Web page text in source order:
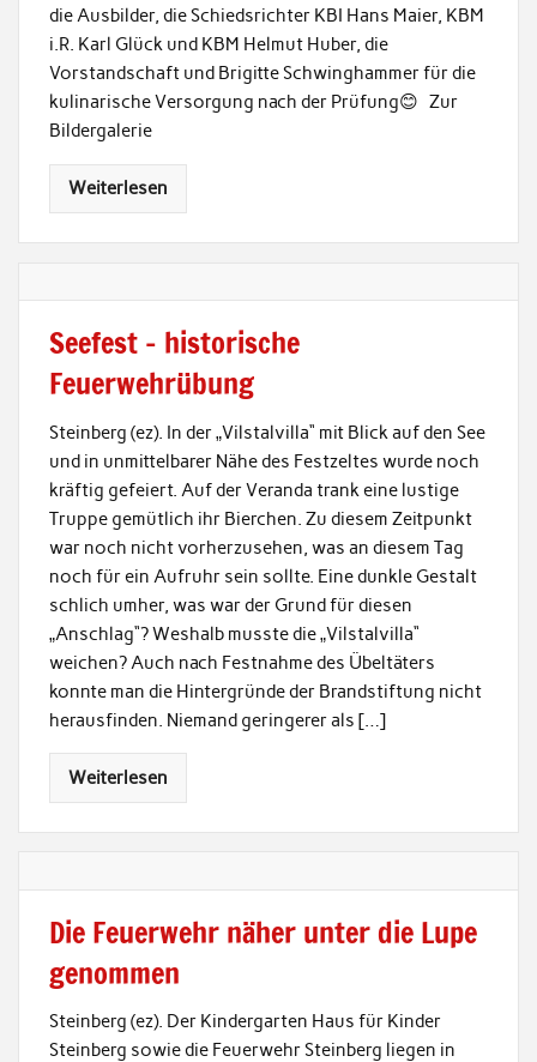
die Ausbilder, die Schiedsrichter KBI Hans Maier, KBM
i.R. Karl Glück und KBM Helmut Huber, die
Vorstandschaft und Brigitte Schwinghammer für die
kulinarische Versorgung nach der Prüfung😊 Zur
Bildergalerie
Weiterlesen
Seefest – historische
Feuerwehrübung
Steinberg (ez). In der „Vilstalvilla“ mit Blick auf den See
und in unmittelbarer Nähe des Festzeltes wurde noch
kräftig gefeiert. Auf der Veranda trank eine lustige
Truppe gemütlich ihr Bierchen. Zu diesem Zeitpunkt
war noch nicht vorherzusehen, was an diesem Tag
noch für ein Aufruhr sein sollte. Eine dunkle Gestalt
schlich umher, was war der Grund für diesen
„Anschlag“? Weshalb musste die „Vilstalvilla“
weichen? Auch nach Festnahme des Übeltäters
konnte man die Hintergründe der Brandstiftung nicht
herausfinden. Niemand geringerer als […]
Weiterlesen
Die Feuerwehr näher unter die Lupe
genommen
Steinberg (ez). Der Kindergarten Haus für Kinder
Steinberg sowie die Feuerwehr Steinberg liegen in